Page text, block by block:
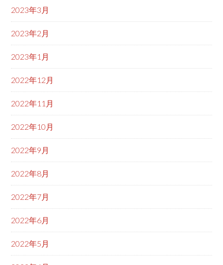
2023年3月
2023年2月
2023年1月
2022年12月
2022年11月
2022年10月
2022年9月
2022年8月
2022年7月
2022年6月
2022年5月